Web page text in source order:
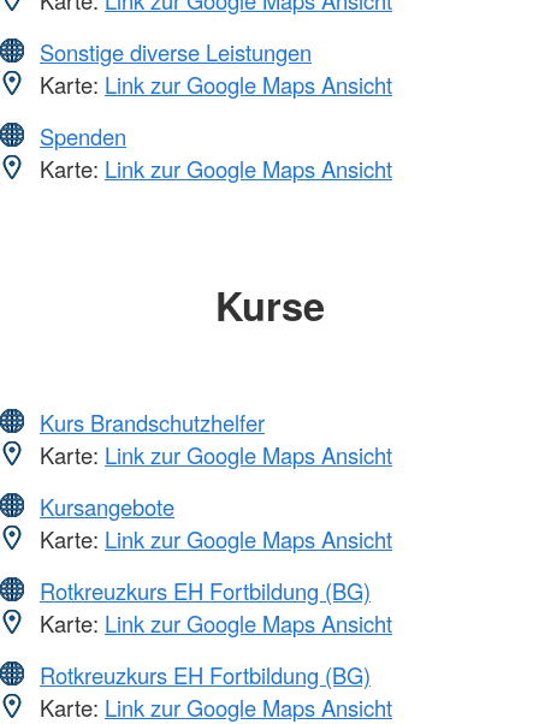
Sonstige diverse Leistungen
Karte: Link zur Google Maps Ansicht
Spenden
Karte: Link zur Google Maps Ansicht
Kurse
Kurs Brandschutzhelfer
Karte: Link zur Google Maps Ansicht
Kursangebote
Karte: Link zur Google Maps Ansicht
Rotkreuzkurs EH Fortbildung (BG)
Karte: Link zur Google Maps Ansicht
Rotkreuzkurs EH Fortbildung (BG)
Karte: Link zur Google Maps Ansicht